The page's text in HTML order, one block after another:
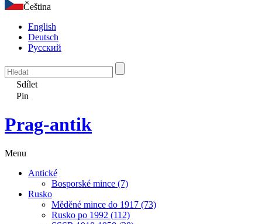
Čeština
English
Deutsch
Русский
Sdílet
Pin
Prag-antik
Menu
Antické
Bosporské mince (7)
Rusko
Měděné mince do 1917 (73)
Rusko po 1992 (112)